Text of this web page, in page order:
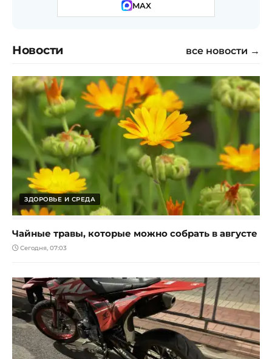
MAX
Новости все новости →
ЗДОРОВЬЕ И СРЕДА
Чайные травы, которые можно собрать в августе
Сегодня, 07:03